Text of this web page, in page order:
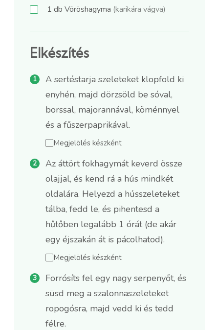
1 db Vöröshagyma (karikára vágva)
Elkészítés
A sertéstarja szeleteket klopfold ki
enyhén, majd dörzsöld be sóval,
borssal, majorannával, köménnyel
és a fűszerpaprikával.
Megjelölés készként
Az áttört fokhagymát keverd össze
olajjal, és kend rá a hús mindkét
oldalára. Helyezd a hússzeleteket
tálba, fedd le, és pihentesd a
hűtőben legalább 1 órát (de akár
egy éjszakán át is pácolhatod).
Megjelölés készként
Forrósíts fel egy nagy serpenyőt, és
süsd meg a szalonnaszeleteket
ropogósra, majd vedd ki és tedd
félre.